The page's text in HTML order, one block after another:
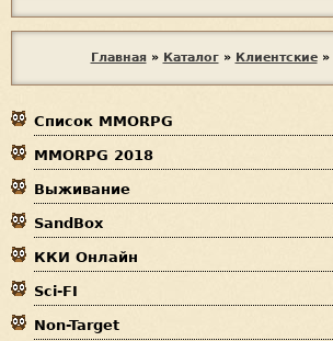
с
п
м
е
ы
з
д
е
с
ь
Главная » Каталог » Клиентские »
Список MMORPG
MMORPG 2018
Выживание
SandBox
ККИ Онлайн
Sci-FI
Non-Target